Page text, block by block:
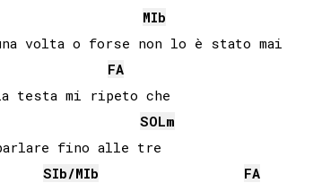
MIb
FA
testa mi ripeto che
SOLm
fino alle tre
SIb/MIb
FA